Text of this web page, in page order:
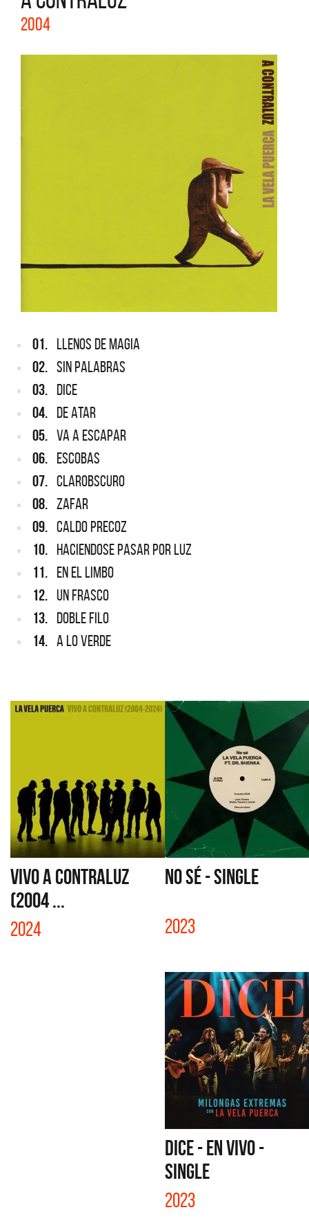
2004
01. LLENOS DE MAGIA
02. SIN PALABRAS
03. DICE
04. DE ATAR
05. VA A ESCAPAR
06. ESCOBAS
07. CLAROBSCURO
08. ZAFAR
09. CALDO PRECOZ
10. HACIENDOSE PASAR POR LUZ
11. EN EL LIMBO
12. UN FRASCO
13. DOBLE FILO
14. A LO VERDE
VIVO A CONTRALUZ
(2004 ...
2024
NO SÉ - SINGLE
2023
DICE - EN VIVO -
SINGLE
2023